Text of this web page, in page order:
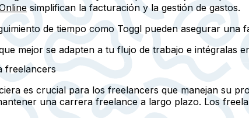
simplifican la facturación y la gestión de gastos.
de tiempo como Toggl pueden asegurar
mejor se adapten a tu flujo de trabajo e intégralas
freelancers
es crucial para los freelancers que manejan su
una carrera freelance a largo plazo. Los